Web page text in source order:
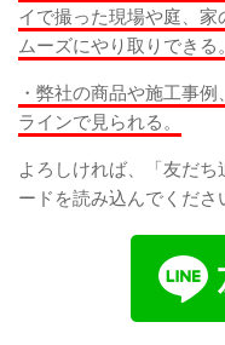
イで撮った現場や庭、
ムーズにやり取りできる。
・弊社の商品や施工事
ラインで見られる。
よろしければ、「友だち
ードを読み込んでくださ